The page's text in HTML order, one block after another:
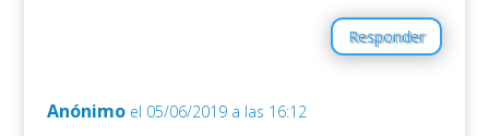
Responder
Anónimo el 05/06/2019 a las 16:12